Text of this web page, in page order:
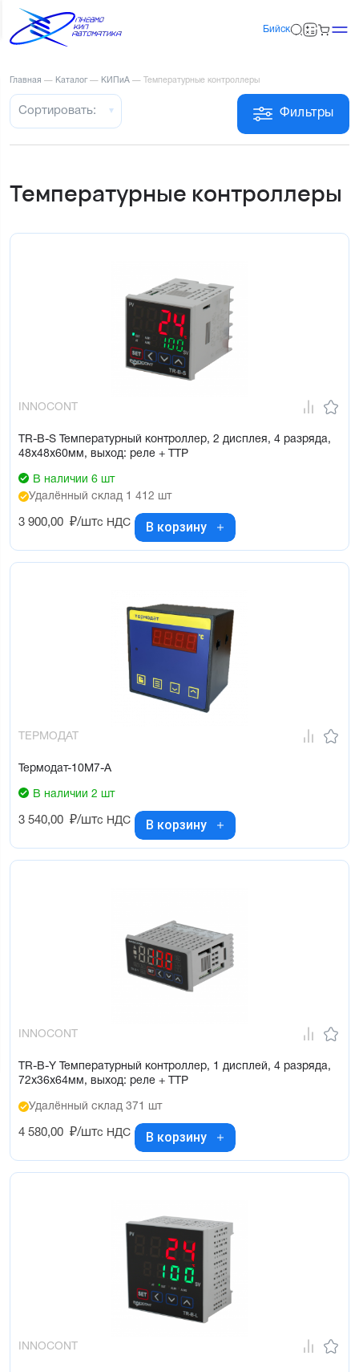
Бийск
Главная — Каталог — КИПиА — Температурные контроллеры
Фильтры
Сортировать:
Температурные контроллеры
INNOCONT
TR-B-S Температурный контроллер, 2 дисплея, 4 разряда,
48х48х60мм, выход: реле + ТТР
В наличии 6 шт
Удалённый склад 1 412 шт
3 900,00 ₽/штс НДС В корзину
ТЕРМОДАТ
Термодат-10М7-А
В наличии 2 шт
3 540,00 ₽/штс НДС В корзину
INNOCONT
TR-B-Y Температурный контроллер, 1 дисплей, 4 разряда,
72х36х64мм, выход: реле + ТТР
Удалённый склад 371 шт
4 580,00 ₽/штс НДС В корзину
INNOCONT